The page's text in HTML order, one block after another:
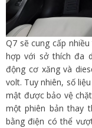
Q7 sẽ cung cấp
hợp với sở thích đa
động cơ xăng và
volt. Tuy nhiên, số
mật được bảo vệ
một phiên bản thay
bằng điện có thể